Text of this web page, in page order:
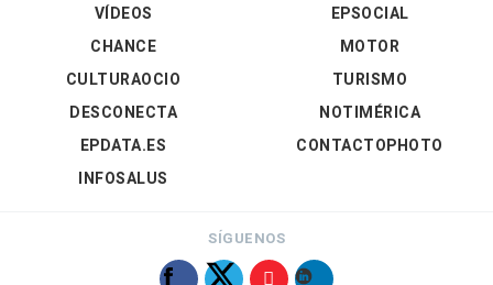
VÍDEOS
EPSOCIAL
CHANCE
CULTURAOCIO
DESCONECTA
EPDATA.ES
INFOSALUS
MOTOR
TURISMO
NOTIMÉRICA
CONTACTOPHOTO
SÍGUENOS